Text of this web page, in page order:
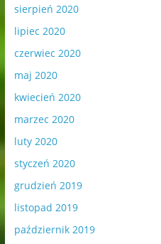
sierpień 2020
lipiec 2020
czerwiec 2020
maj 2020
kwiecień 2020
marzec 2020
luty 2020
styczeń 2020
grudzień 2019
listopad 2019
październik 2019